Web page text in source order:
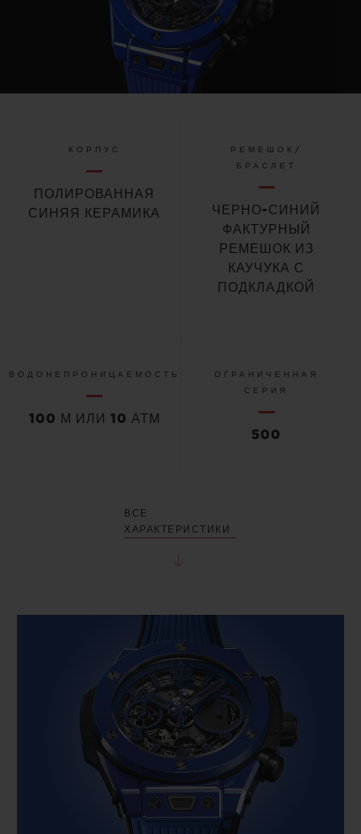
Play
КОРПУС
ПОЛИРОВАННАЯ
СИНЯЯ КЕРАМИКА
РЕМЕШОК/
БРАСЛЕТ
ЧЕРНО-СИНИЙ
ФАКТУРНЫЙ
РЕМЕШОК ИЗ
КАУЧУКА С
ПОДКЛАДКОЙ
ВОДОНЕПРОНИЦАЕМОСТЬ
100 М ИЛИ 10 АТМ
ОГРАНИЧЕННАЯ
СЕРИЯ
500
ВСЕ
ХАРАКТЕРИСТИКИ